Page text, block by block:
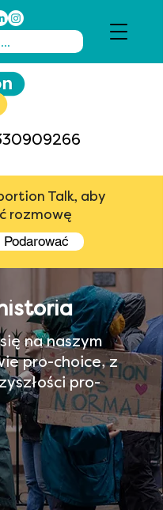
Talk, aby
rozmowę
Podarować
na naszym
pro-choice, z
pro-